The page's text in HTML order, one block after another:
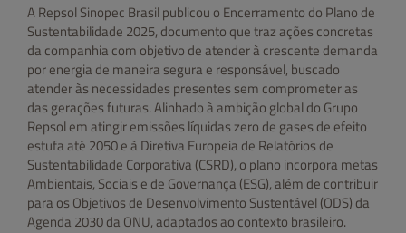
A Repsol Sinopec Brasil publicou o Encerramento do Plano de
Sustentabilidade 2025, documento que traz ações concretas
da companhia com objetivo de atender à crescente demanda
por energia de maneira segura e responsável, buscado
atender às necessidades presentes sem comprometer as
das gerações futuras. Alinhado à ambição global do Grupo
Repsol em atingir emissões líquidas zero de gases de efeito
estufa até 2050 e à Diretiva Europeia de Relatórios de
Sustentabilidade Corporativa (CSRD), o plano incorpora metas
Ambientais, Sociais e de Governança (ESG), além de contribuir
para os Objetivos de Desenvolvimento Sustentável (ODS) da
Agenda 2030 da ONU, adaptados ao contexto brasileiro.